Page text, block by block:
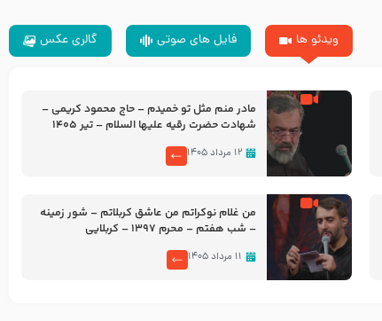
ویدئو ها فایل های صوتی گالری عکس
مادر منم مثل تو خمیدم – حاج محمود کریمی –
شهادت حضرت رقیه علیها السلام – تیر ۱۴۰۵
۱۲ مرداد ۱۴۰۵
من غلام نوکراتم من عاشق کربلاتم – شور زمینه
– شب هفتم – محرم 1397 – کربلایی
۱۱ مرداد ۱۴۰۵